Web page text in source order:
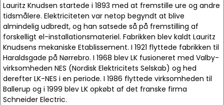
Lauritz Knudsen startede i 1893 med at fremstille ure og andre
tidsmålere. Elektriciteten var netop begyndt at blive
almindelig udbredt, og han satsede så på fremstilling af
forskelligt el-installationsmateriel. Fabrikken blev kaldt Lauritz
Knudsens mekaniske Etablissement. I 1921 flyttede fabrikken til
Haraldsgade på Nørrebro. I 1968 blev LK fusioneret med Valby-
virksomheden NES (Nordisk Elektricitets Selskab) og hed
derefter LK-NES i en periode. I 1986 flyttede virksomheden til
Ballerup og i 1999 blev LK opkøbt af det franske firma
Schneider Electric.